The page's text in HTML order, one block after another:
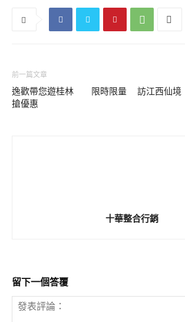
前一篇文章
逸歡帶您遊桂林 限時限量
搶優惠
訪江西仙
十華整合行銷
留下一個答覆